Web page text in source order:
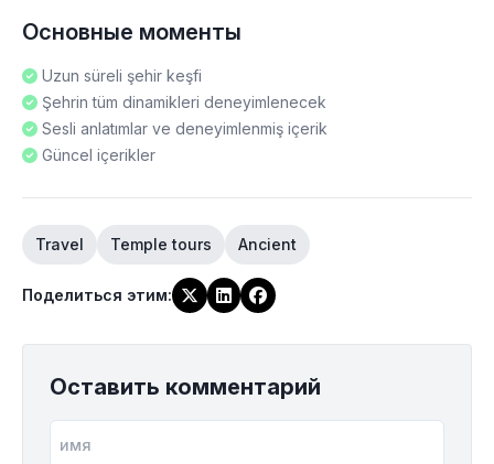
Основные моменты
Uzun süreli şehir keşfi
Şehrin tüm dinamikleri deneyimlenecek
Sesli anlatımlar ve deneyimlenmiş içerik
Güncel içerikler
Travel Temple tours Ancient
Поделиться этим:
Оставить комментарий